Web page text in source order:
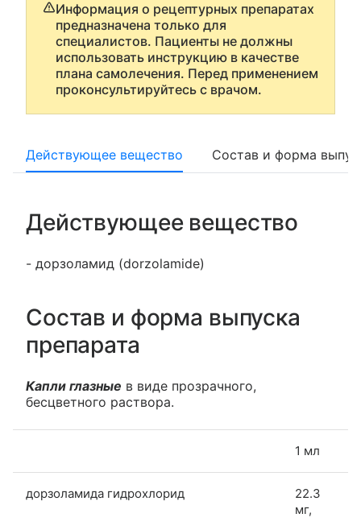
Информация о рецептурных препаратах
предназначена только для
специалистов. Пациенты не должны
использовать инструкцию в качестве
плана самолечения. Перед применением
проконсультируйтесь с врачом.
Действующее вещество Состав и форма
Действующее вещество
- дорзоламид (dorzolamide)
Состав и форма выпуска
препарата
Капли глазные в виде прозрачного,
бесцветного раствора.
1 мл
дорзоламида гидрохлорид
22.3
мг,